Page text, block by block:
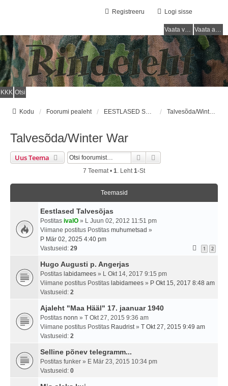
Logi sisse
Registreeru
Vaata vastamata teemasi Vaata aktiivseid teemasid
KKK Otsi
Kodu Foorumi pealeht EESTLASED SOOME ARMEES / ESTONIANS IN FINNISH ARMY Talvesõda/Winter War
Talvesõda/Winter War
Uus Teema Otsi
7 Teemat • 1. Leht1-st
Teemasid
Eestlased Talvesõjas
Postitas ivalO » L Juun 02, 2012 11:51 pm
Viimane postitus Postitas muhumetsad »
P Mär 02, 2025 4:40 pm
Vastuseid: 29 1 2
Hugo Augusti p. Angerjas
Postitas labidamees » L Okt 14, 2017 9:15 pm
Viimane postitus Postitas labidamees » P Okt 15, 2017 8:48 am
Vastuseid: 2
Ajaleht "Maa Hääl" 17. jaanuar 1940
Postitas nonn » T Okt 27, 2015 9:36 am
Viimane postitus Postitas Raudrist» T Okt 27, 2015 9:49 am
Vastuseid: 2
Selline põnev telegramm...
Postitas funker » E Mär 23, 2015 10:34 pm
Vastuseid: 0